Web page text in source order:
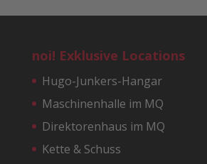
noi! Exklusive Locations
Hugo-Junkers-Hangar
Maschinenhalle im MQ
Direktorenhaus im MQ
Kette & Schuss